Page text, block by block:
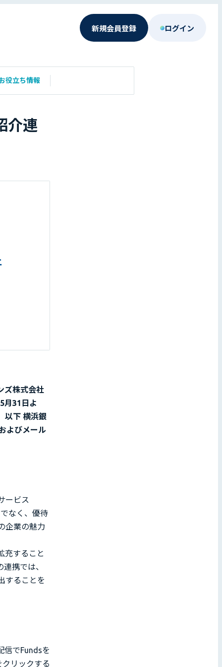
新規会員登録 ログイン
役立ち情報
介連
ズ株式会社
月31日よ
以下 横浜銀
よびメール
ービス
なく、優待
企業の魅力
充すること
携では、
することを
信でFundsを
リックする